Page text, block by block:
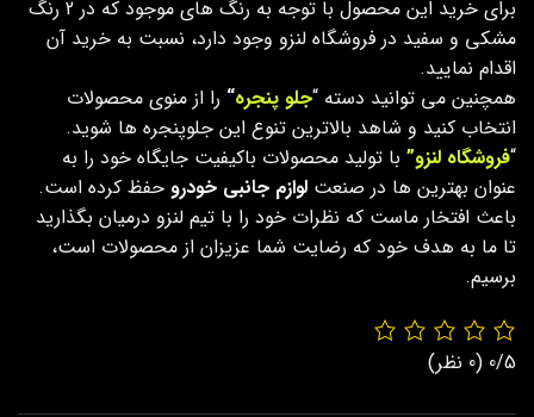
برای خرید این محصول با توجه به رنگ های موجود که در 2 رنگ
مشکی و سفید در فروشگاه لنزو وجود دارد، نسبت به خرید آن
اقدام نمایید.
همچنین می توانید دسته “جلو پنجره“ را از منوی محصولات
انتخاب کنید و شاهد بالاترین تنوع این جلوپنجره ها شوید.
“فروشگاه لنزو” با تولید محصولات باکیفیت جایگاه خود را به
عنوان بهترین ها در صنعت لوازم جانبی خودرو حفظ کرده است.
باعث افتخار ماست که نظرات خود را با تیم لنزو درمیان بگذارید
تا ما به هدف خود که رضایت شما عزیزان از محصولات است،
برسیم.
0/5 (0 نظر)